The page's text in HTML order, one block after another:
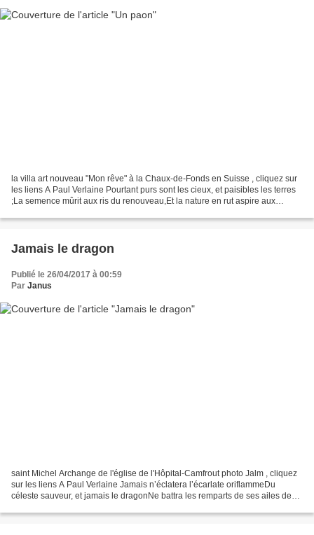
la villa art nouveau "Mon rêve" à la Chaux-de-Fonds en Suisse , cliquez sur
les liens A Paul Verlaine Pourtant purs sont les cieux, et paisibles les terres
;La semence mûrit aux ris du renouveau,Et la nature en rut aspire aux
Jamais le dragon
Publié le 26/04/2017 à 00:59
Par Janus
saint Michel Archange de l'église de l'Hôpital-Camfrout photo Jalm , cliquez
sur les liens A Paul Verlaine Jamais n’éclatera l’écarlate oriflammeDu
céleste sauveur, et jamais le dragonNe battra les remparts de ses ailes de